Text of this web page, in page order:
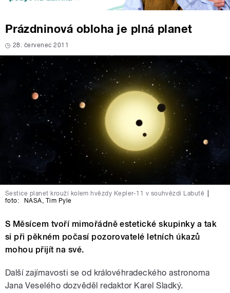
Prázdninová obloha je plná planet
28. červenec 2011
Šestice planet krouží kolem hvězdy Kepler-11 v souhvězdí Labutě
foto:
NASA, Tim Pyle
S Měsícem tvoří mimořádně estetické skupinky a tak
si při pěkném počasí pozorovatelé letních úkazů
mohou přijít na své.
Další zajímavosti se od královéhradeckého astronoma
Jana Veselého dozvěděl redaktor Karel Sladký.